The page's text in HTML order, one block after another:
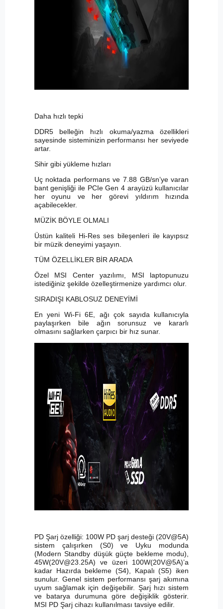
Daha hızlı tepki
DDR5 belleğin hızlı okuma/yazma özellikleri
sayesinde sisteminizin performansı her seviyede
artar.
Sihir gibi yükleme hızları
Uç noktada performans ve 7.88 GB/sn’ye varan
bant genişliği ile PCIe Gen 4 arayüzü kullanıcılar
her oyunu ve her görevi yıldırım hızında
açabilecekler.
MÜZİK BÖYLE OLMALI
Üstün kaliteli Hi-Res ses bileşenleri ile kayıpsız
bir müzik deneyimi yaşayın.
TÜM ÖZELLİKLER BİR ARADA
Özel MSI Center yazılımı, MSI laptopunuzu
istediğiniz şekilde özelleştirmenize yardımcı olur.
SIRADIŞI KABLOSUZ DENEYİMİ
En yeni Wi-Fi 6E, ağı çok sayıda kullanıcıyla
paylaşırken bile ağın sorunsuz ve kararlı
olmasını sağlarken çarpıcı bir hız sunar.
PD Şarj özelliği: 100W PD şarj desteği (20V@5A)
sistem çalışırken (S0) ve Uyku modunda
(Modern Standby düşük güçte bekleme modu),
45W(20V@23.25A) ve üzeri 100W(20V@5A)’a
kadar Hazırda bekleme (S4), Kapalı (S5) iken
sunulur. Genel sistem performansı şarj akımına
uyum sağlamak için değişebilir. Şarj hızı sistem
ve batarya durumuna göre değişiklik gösterir.
MSI PD Şarj cihazı kullanılması tavsiye edilir.